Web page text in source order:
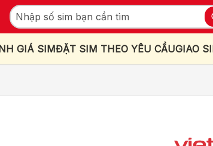
GIÁ SIMĐẶT SIM THEO YÊU CẦUGIAO